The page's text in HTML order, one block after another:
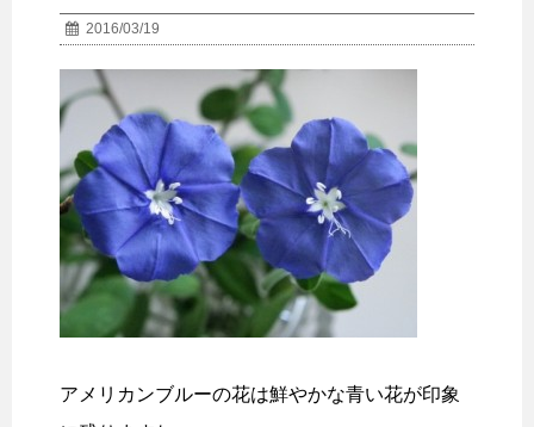
2016/03/19
アメリカンブルーの花は鮮やかな青い花が印象